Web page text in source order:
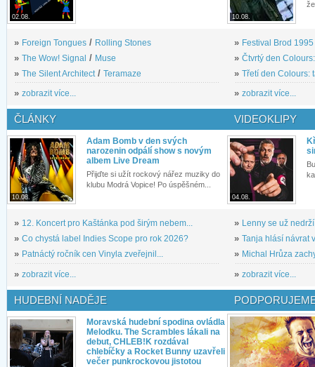
02.08.
» Foreign Tongues / Rolling Stones
» The Wow! Signal / Muse
» The Silent Architect/ Teramaze
» zobrazit více...
10.08.
» Festival Brod
» Čtvrtý den
» Třetí den Colours:
» zobrazit více...
ČLÁNKY
10.08.
Adam Bomb v den svých
narozenin odpálí show s novým
albem Live Dream
Přijďte si užít rockový nářez muziky do
klubu Modrá Vopice! Po úspěšném...
» 12. Koncert pro Kaštánka pod širým nebem...
» Co chystá label Indies Scope pro rok 2026?
» Patnáctý ročník cen Vinyla zveřejnil...
» zobrazit více...
VIDEOKLIPY
04.08.
» Lenny se už
» Tanja hlásí návrat
» Michal Hrůza
» zobrazit více...
HUDEBNÍ NADĚJE
Moravská hudební spodina ovládla
Melodku. The Scrambles lákali na
debut, CHLEB!K rozdával
chlebíčky a Rocket Bunny uzavřeli
večer punkrockovou jistotou